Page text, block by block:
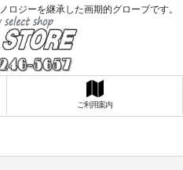
ロジーを継承した画期的グローブです。
ご利用案内